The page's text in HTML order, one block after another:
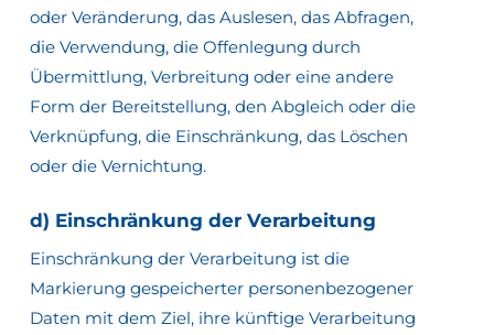
oder Veränderung, das Auslesen, das Abfragen,
die Verwendung, die Offenlegung durch
Übermittlung, Verbreitung oder eine andere
Form der Bereitstellung, den Abgleich oder die
Verknüpfung, die Einschränkung, das Löschen
oder die Vernichtung.
d) Einschränkung der Verarbeitung
Einschränkung der Verarbeitung ist die
Markierung gespeicherter personenbezogener
Daten mit dem Ziel, ihre künftige Verarbeitung